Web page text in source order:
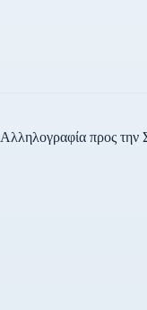
Αλληλογραφία προς την